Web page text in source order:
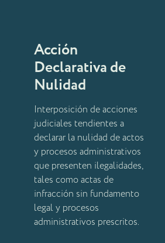
Acción
Declarativa de
Nulidad
Interposición de acciones
judiciales tendientes a
declarar la nulidad de actos
y procesos administrativos
que presenten ilegalidades,
tales como actas de
infracción sin fundamento
legal y procesos
administrativos prescritos.